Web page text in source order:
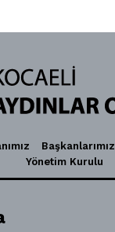
Başkanlarımız
Yönetim Kurulu